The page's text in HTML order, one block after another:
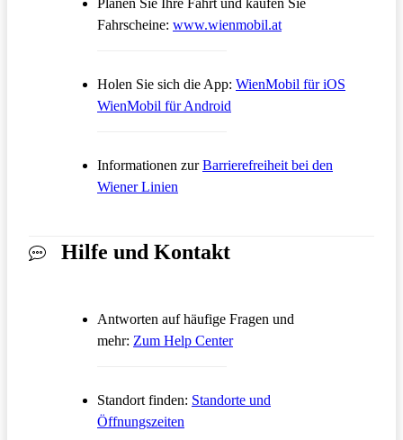
Fahrscheine: www.wienmobil.atÖffnet in einem
Holen Sie sich die App: WienMobil für iOS
WienMobil für Android
Informationen zurBarrierefreiheit bei den
Wiener Linien
Hilfe und Kontakt
Antworten auf häufige Fragen und
mehr: Zum Help CenterÖffnet in einem neuen Tab
Standort finden: Standorte und
Öffnungszeiten